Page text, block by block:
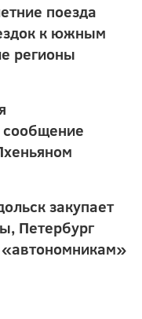
поезда
к южным
регионы
закупает
Петербург